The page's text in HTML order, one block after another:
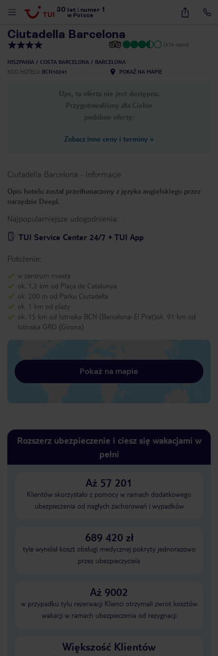
30 lat numer 1
w Polsce
26
Ciutadella Barcelona
(676 opinii)
HISZPANIA COSTA BARCELONA
BARCELONA
KOD HOTELU BCN10241 POKAŻ NA MAPIE
Ups, ta oferta nie jest dostępna.
Przygotowaliśmy dla Ciebie
podobne oferty:
Zobacz inne ceny i terminy »
Ciutadella Barcelona - informacje
Opis hotelu został przetłumaczony z języka angielskiego przez
narzędzie DeepL
Najpopularniejsze udogodnienia:
TUI Service Center 24/7 + TUI App
Położenie:
w centrum miasta
ok. 1,2 km od Plaça de Catalunya
ok. 200 m od Parku Ciutadella
ok. 1 km od plaży
ok. 15 km od lotniska BCN (Barcelona-El Prat)ok. 91 km od
lotniska GRO (Girona)
Pokaż na mapie
Rozszerz ubezpieczenie i ciesz się wakacjami w
pełni
Aż 57 201
Klientów skorzystało z pomocy w ramach dodatkowego
ubezpieczenia od nagłych zachorowań i wypadków
689 420 zł
tyle wyniósł koszt obsługi medycznej pokryty jednorazowo
przez ubezpieczyciela
Aż 9002
w przypadku tylu rezerwacji Klienci otrzymali zwrot kosztów
wakacji w ramach ubezpieczenia od rezygnacji
Większość Klientów